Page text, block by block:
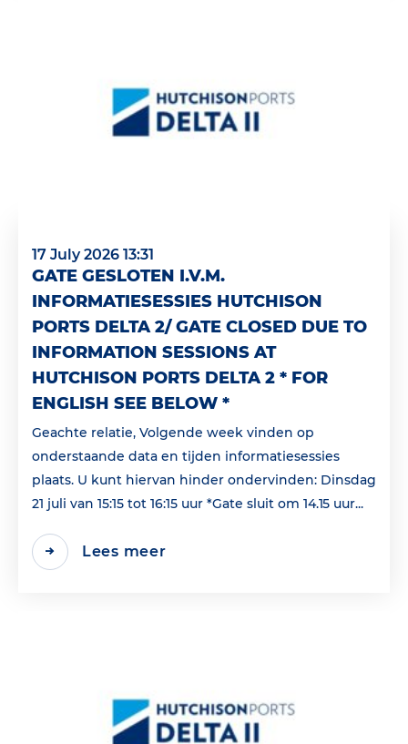
17 July 2026 13:31
GATE GESLOTEN I.V.M.
INFORMATIESESSIES HUTCHISON
PORTS DELTA 2/ GATE CLOSED DUE TO
INFORMATION SESSIONS AT
HUTCHISON PORTS DELTA 2 * FOR
ENGLISH SEE BELOW *
Geachte relatie, Volgende week vinden op
onderstaande data en tijden informatiesessies
plaats. U kunt hiervan hinder ondervinden: Dinsdag
21 juli van 15:15 tot 16:15 uur *Gate sluit om 14.15 uur...
Lees meer